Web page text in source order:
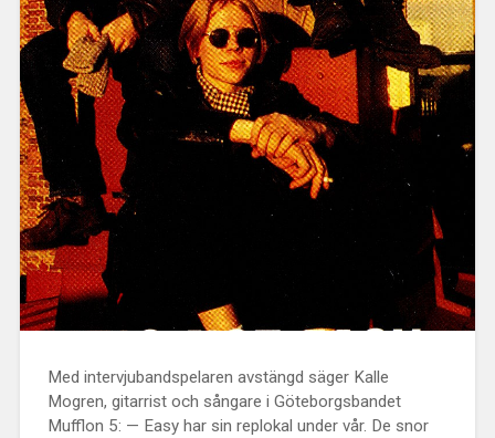
Med intervjubandspelaren avstängd säger Kalle
Mogren, gitarrist och sångare i Göteborgsbandet
Mufflon 5: — Easy har sin replokal under vår. De snor